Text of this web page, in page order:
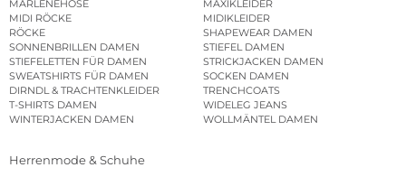
MARLENEHOSE
MAXIKLEIDER
MIDI RÖCKE
MIDIKLEIDER
RÖCKE
SHAPEWEAR DAMEN
SONNENBRILLEN DAMEN
STIEFEL DAMEN
STIEFELETTEN FÜR DAMEN
STRICKJACKEN DAMEN
SWEATSHIRTS FÜR DAMEN
SOCKEN DAMEN
DIRNDL & TRACHTENKLEIDER
TRENCHCOATS
T-SHIRTS DAMEN
WIDELEG JEANS
WINTERJACKEN DAMEN
WOLLMÄNTEL DAMEN
Herrenmode & Schuhe